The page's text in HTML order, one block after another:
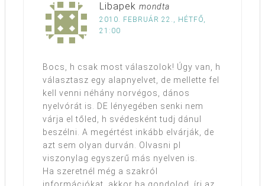
Libapek mondta
2010. FEBRUÁR 22., HÉTFŐ,
21:00
Bocs, h csak most válaszolok! Úgy van, h
választasz egy alapnyelvet, de mellette fel
kell venni néhány norvégos, dános
nyelvórát is. DE lényegében senki nem
várja el tőled, h svédesként tudj dánul
beszélni. A megértést inkább elvárják, de
azt sem olyan durván. Olvasni pl
viszonylag egyszerű más nyelven is.
Ha szeretnél még a szakról